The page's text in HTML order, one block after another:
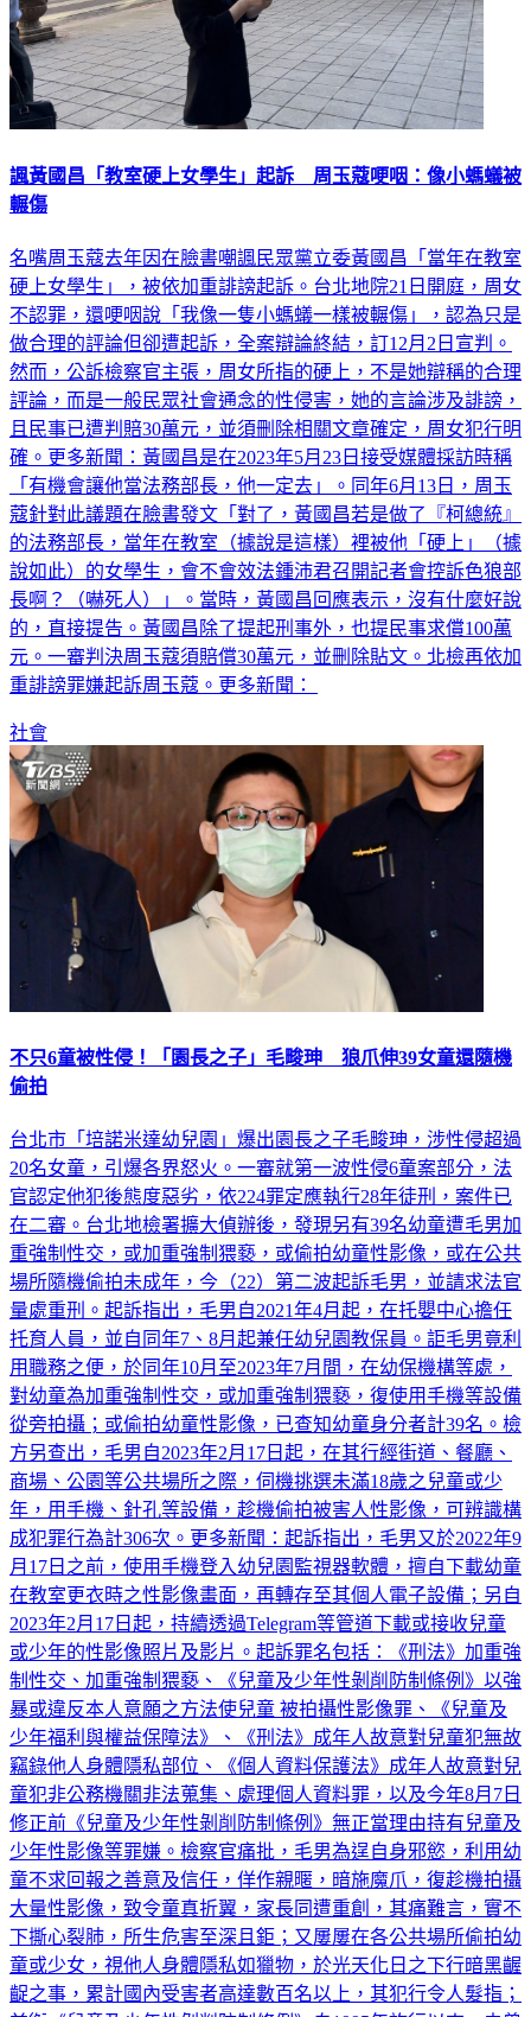
諷黃國昌「教室硬上女學生」起訴 周玉蔻哽咽：像小螞蟻被
名嘴周玉蔻去年因在臉書嘲諷民眾黨立委黃國昌「當年在教室
硬上女學生」，被依加重誹謗起訴。台北地院21日開庭，周女
不認罪，還哽咽說「我像一隻小螞蟻一樣被輾傷」，認為只是
做合理的評論但卻遭起訴，全案辯論終結，訂12月2日宣判。
然而，公訴檢察官主張，周女所指的硬上，不是她辯稱的合理
評論，而是一般民眾社會通念的性侵害，她的言論涉及誹謗，
且民事已遭判賠30萬元，並須刪除相關文章確定，周女犯行明
確。更多新聞：黃國昌是在2023年5月23日接受媒體採訪時稱
「有機會讓他當法務部長，他一定去」。同年6月13日，周玉
蔻針對此議題在臉書發文「對了，黃國昌若是做了『柯總統』
的法務部長，當年在教室（據說是這樣）裡被他「硬上」（據
說如此）的女學生，會不會效法鍾沛君召開記者會控訴色狼部
長啊？（嚇死人）」。當時，黃國昌回應表示，沒有什麼好說
的，直接提告。黃國昌除了提起刑事外，也提民事求償100萬
元。一審判決周玉蔻須賠償30萬元，並刪除貼文。北檢再依加
社會
不只6童被性侵！「園長之子」毛畯珅 狼爪伸39女童還隨機
台北市「培諾米達幼兒園」爆出園長之子毛畯珅，涉性侵超過
20名女童，引爆各界怒火。一審就第一波性侵6童案部分，法
官認定他犯後態度惡劣，依224罪定應執行28年徒刑，案件已
在二審。台北地檢署擴大偵辦後，發現另有39名幼童遭毛男加
重強制性交，或加重強制猥褻，或偷拍幼童性影像，或在公共
場所隨機偷拍未成年，今（22）第二波起訴毛男，並請求法官
量處重刑。起訴指出，毛男自2021年4月起，在托嬰中心擔任
托育人員，並自同年7、8月起兼任幼兒園教保員。詎毛男竟利
用職務之便，於同年10月至2023年7月間，在幼保機構等處，
對幼童為加重強制性交，或加重強制猥褻，復使用手機等設備
從旁拍攝；或偷拍幼童性影像，已查知幼童身分者計39名。檢
方另查出，毛男自2023年2月17日起，在其行經街道、餐廳、
商場、公園等公共場所之際，伺機挑選未滿18歲之兒童或少
年，用手機、針孔等設備，趁機偷拍被害人性影像，可辨識構
成犯罪行為計306次。更多新聞：起訴指出，毛男又於2022年9
月17日之前，使用手機登入幼兒園監視器軟體，擅自下載幼童
在教室更衣時之性影像畫面，再轉存至其個人電子設備；另自
2023年2月17日起，持續透過Telegram等管道下載或接收兒童
或少年的性影像照片及影片。起訴罪名包括：《刑法》加重強
制性交、加重強制猥褻、《兒童及少年性剝削防制條例》以強
暴或違反本人意願之方法使兒童 被拍攝性影像罪、《兒童及
少年福利與權益保障法》、《刑法》成年人故意對兒童犯無故
竊錄他人身體隱私部位、《個人資料保護法》成年人故意對兒
童犯非公務機關非法蒐集、處理個人資料罪，以及今年8月7日
修正前《兒童及少年性剝削防制條例》無正當理由持有兒童及
少年性影像等罪嫌。檢察官痛批，毛男為逞自身邪慾，利用幼
童不求回報之善意及信任，佯作親暱，暗施魔爪，復趁機拍攝
大量性影像，致令童真折翼，家長同遭重創，其痛難言，實不
下撕心裂肺，所生危害至深且鉅；又屢屢在各公共場所偷拍幼
童或少女，視他人身體隱私如獵物，於光天化日之下行暗黑齷